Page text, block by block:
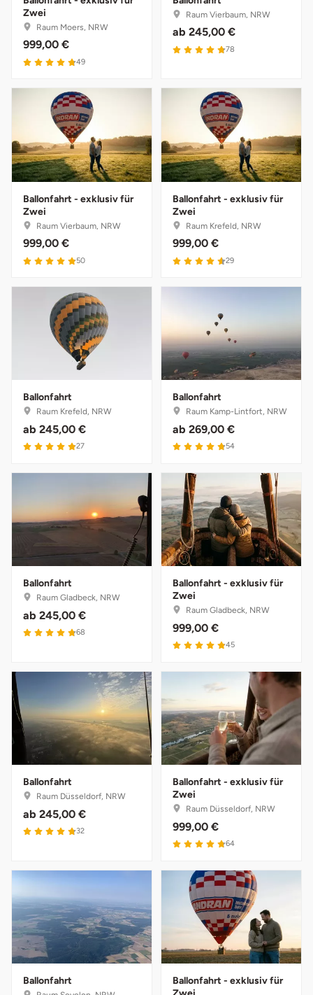
Zwei
Raum Moers, NRW
999,00 €
4.8 von 5
49
Raum Vierbaum, NRW
ab 245,00 €
4.8 von 5
78
Ballonfahrt - exklusiv für
Zwei
Raum Vierbaum, NRW
999,00 €
4.9 von 5
50
Ballonfahrt - exklusiv für
Zwei
Raum Krefeld, NRW
999,00 €
4.6 von 5
29
Ballonfahrt
Raum Krefeld, NRW
ab 245,00 €
4.9 von 5
27
Ballonfahrt
Raum Kamp-Lintfort, NRW
ab 269,00 €
4.8 von 5
54
Ballonfahrt
Raum Gladbeck, NRW
ab 245,00 €
4.8 von 5
68
Ballonfahrt - exklusiv für
Zwei
Raum Gladbeck, NRW
999,00 €
4.9 von 5
45
Ballonfahrt
Raum Düsseldorf, NRW
ab 245,00 €
4.8 von 5
32
Ballonfahrt - exklusiv für
Zwei
Raum Düsseldorf, NRW
999,00 €
4.8 von 5
64
Ballonfahrt
Ballonfahrt - exklusiv für
Münster
Nürnberg
Oberlausitz
Pirna
Riesa
Ruhrgebiet
Strausberg (Berlin/Brandenburg)
Weimar
sächsische Schweiz
Sangerhausen
Sonneberg
Unterwellenborn
Weimar
Weißenfels
Witterda